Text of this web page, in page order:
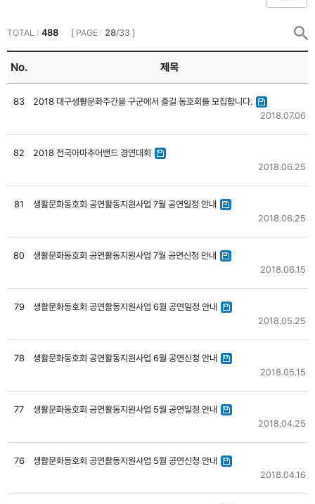
TOTAL 488 [ PAGE 28/33 ]
No. 제목
83
2018 대구생활문화주간을 구군에서 즐길 동호회를 모집합니다.
2018.07.06
82
2018 전국아마추어밴드 경연대회
2018.06.25
81
생활문화동호회 공연활동지원사업 7월 공연일정 안내
2018.06.25
80
생활문화동호회 공연활동지원사업 7월 공연신청 안내
2018.06.15
79
생활문화동호회 공연활동지원사업 6월 공연일정 안내
2018.05.25
78
생활문화동호회 공연활동지원사업 6월 공연신청 안내
2018.05.15
77
생활문화동호회 공연활동지원사업 5월 공연일정 안내
2018.04.25
76
생활문화동호회 공연활동지원사업 5월 공연신청 안내
2018.04.16